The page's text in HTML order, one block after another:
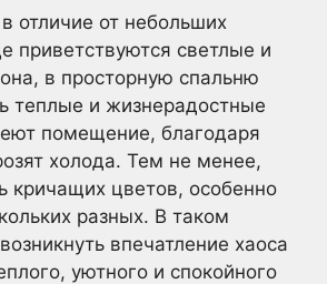
отличие от небольших
приветствуются светлые и
в просторную спальню
теплые и жизнерадостные
помещение, благодаря
холода. Тем не менее,
кричащих цветов, особенно
разных. В таком
впечатление хаоса
уютного и спокойного